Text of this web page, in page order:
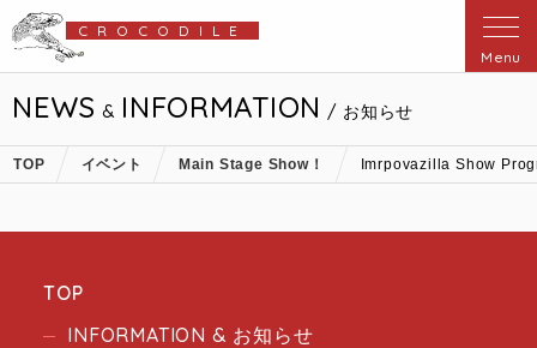
CROCODILE
Menu
NEWS & INFORMATION / お知らせ
TOP イベント Main Stage Show！ Imrpovazilla Show
TOP
INFORMATION & お知らせ